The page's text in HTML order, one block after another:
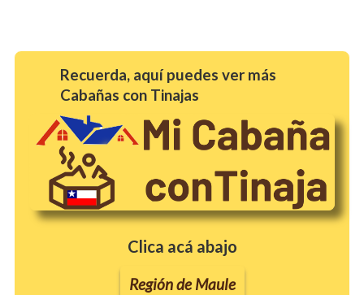
Recuerda, aquí puedes ver más
Cabañas con Tinajas
Clica acá abajo
Región de Maule